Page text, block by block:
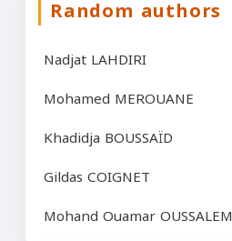
Random authors
Nadjat LAHDIRI
Mohamed MEROUANE
Khadidja BOUSSAÏD
Gildas COIGNET
Mohand Ouamar OUSSALEM